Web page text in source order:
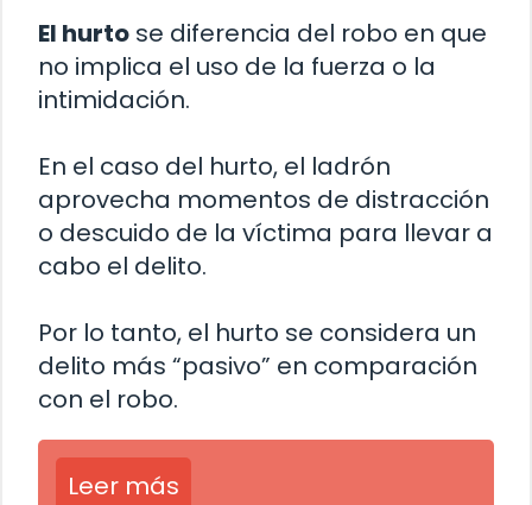
El hurto se diferencia del robo en que
no implica el uso de la fuerza o la
intimidación.
En el caso del hurto, el ladrón
aprovecha momentos de distracción
o descuido de la víctima para llevar a
cabo el delito.
Por lo tanto, el hurto se considera un
delito más “pasivo” en comparación
con el robo.
Leer más